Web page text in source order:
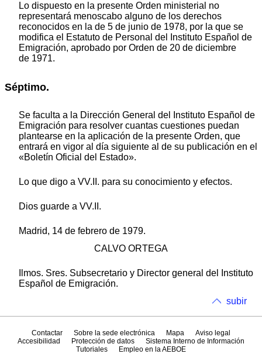
Lo dispuesto en la presente Orden ministerial no
representará menoscabo alguno de los derechos
reconocidos en la de 5 de junio de 1978, por la que se
modifica el Estatuto de Personal del Instituto Español de
Emigración, aprobado por Orden de 20 de diciembre
de 1971.
Séptimo.
Se faculta a la Dirección General del Instituto Español de
Emigración para resolver cuantas cuestiones puedan
plantearse en la aplicación de la presente Orden, que
entrará en vigor al día siguiente al de su publicación en el
«Boletín Oficial del Estado».
Lo que digo a VV.II. para su conocimiento y efectos.
Dios guarde a VV.II.
Madrid, 14 de febrero de 1979.
CALVO ORTEGA
Ilmos. Sres. Subsecretario y Director general del Instituto
Español de Emigración.
subir
Contactar Sobre la sede electrónica Mapa
Aviso legal
Accesibilidad
Protección de datos
Sistema Interno de Información
Tutoriales
Empleo en la AEBOE